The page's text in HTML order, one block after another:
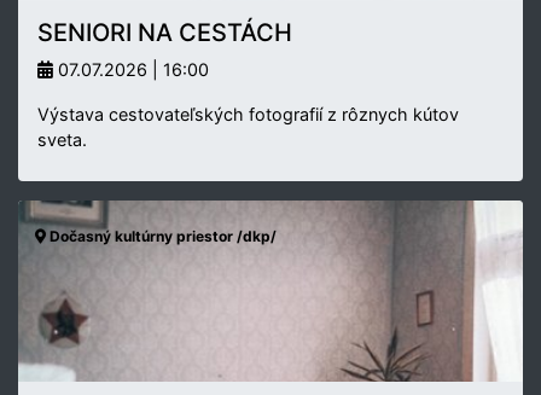
SENIORI NA CESTÁCH
07.07.2026 | 16:00
Výstava cestovateľských fotografií z rôznych kútov
sveta.
Dočasný kultúrny priestor /dkp/